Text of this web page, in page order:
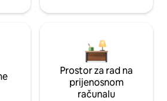
Prostor za rad na
prijenosnom
računalu